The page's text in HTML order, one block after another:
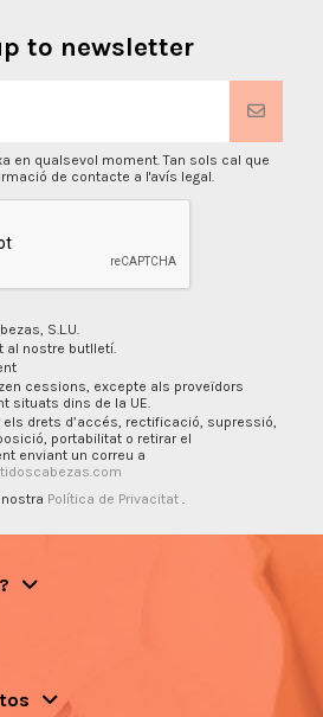
to newsletter
en qualsevol moment. Tan sols cal que
de contacte a l'avís legal.
S.L.U.
al nostre butlletí.
cessions, excepte als proveïdors
situats dins de la UE.
els drets d’accés, rectificació, supressió,
portabilitat o retirar el
enviant un correu a
Política de Privacitat